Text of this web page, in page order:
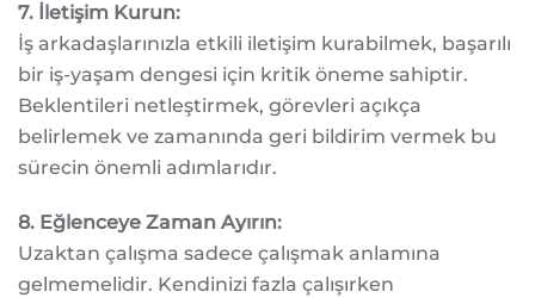
7. İletişim Kurun:
İş arkadaşlarınızla etkili iletişim kurabilmek, başarılı
bir iş-yaşam dengesi için kritik öneme sahiptir.
Beklentileri netleştirmek, görevleri açıkça
belirlemek ve zamanında geri bildirim vermek bu
sürecin önemli adımlarıdır.
8. Eğlenceye Zaman Ayırın:
Uzaktan çalışma sadece çalışmak anlamına
gelmemelidir. Kendinizi fazla çalışırken